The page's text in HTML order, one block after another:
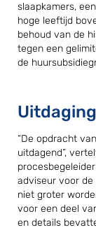
slaapkamers,
hoge leeftijd
behoud van de
tegen een
de
Uitdaging
“De opdracht
uitdagend”,
adviseur voor de
niet groter
voor een deel
en details